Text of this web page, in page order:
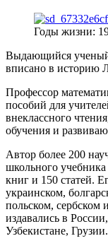
Годы жизни:
Выдающийся
вписано в историю
Профессор
пособий для
внеклассного
обучения и
Автор более 200
школьного
книг и 150 статей.
украинском,
польском, сербском
издавались в
Узбекистане, Грузии.